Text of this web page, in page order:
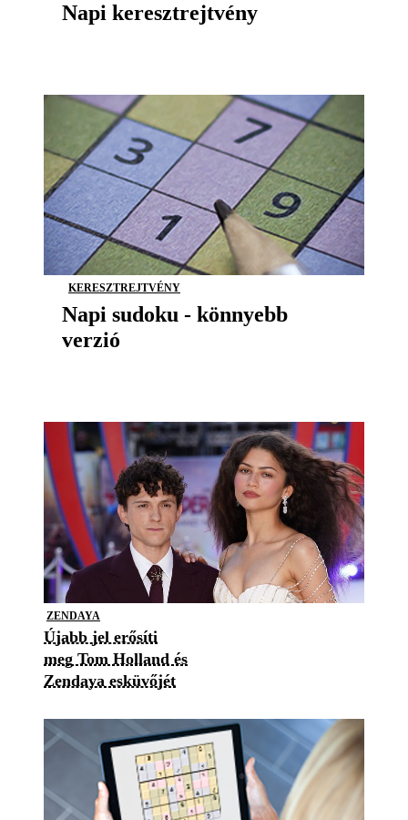
Napi keresztrejtvény
KERESZTREJTVÉNY
Napi sudoku - könnyebb
verzió
ZENDAYA
Újabb jel erősíti
meg Tom Holland és
Zendaya esküvőjét